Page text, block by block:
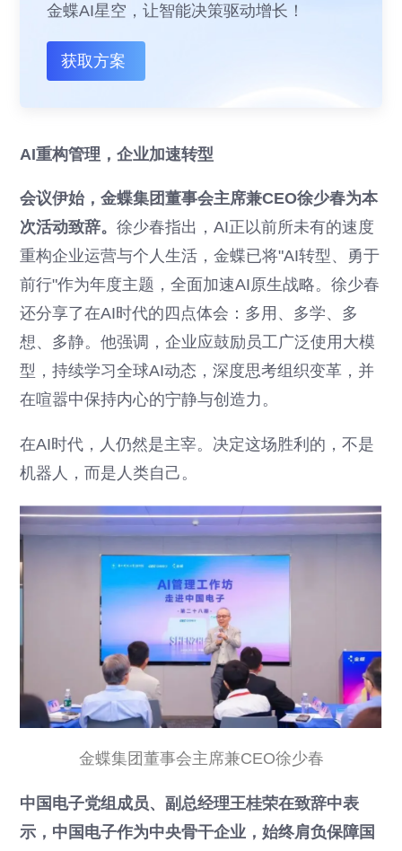
金蝶AI星空，让智能决策驱动增长！
获取方案
AI重构管理，企业加速转型
会议伊始，金蝶集团董事会主席兼CEO徐少春为本
次活动致辞。徐少春指出，AI正以前所未有的速度
重构企业运营与个人生活，金蝶已将"AI转型、勇于
前行"作为年度主题，全面加速AI原生战略。徐少春
还分享了在AI时代的四点体会：多用、多学、多
想、多静。他强调，企业应鼓励员工广泛使用大模
型，持续学习全球AI动态，深度思考组织变革，并
在喧嚣中保持内心的宁静与创造力。
在AI时代，人仍然是主宰。决定这场胜利的，不是
机器人，而是人类自己。
金蝶集团董事会主席兼CEO徐少春
中国电子党组成员、副总经理王桂荣在致辞中表
示，中国电子作为中央骨干企业，始终肩负保障国